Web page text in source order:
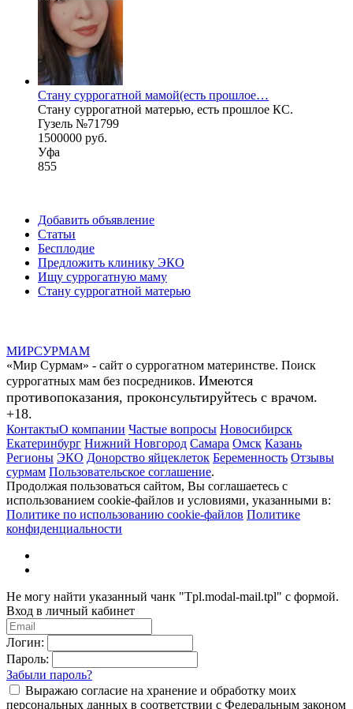
Стану суррогатной мамой(есть прошлое…
Стану суррогатной матерью, есть прошлое КС.
Гузель №71799
1500000 руб.
Уфа
855
Добавить объявление
Статьи
Бесплодие
Предложить клинику ЭКО
Ищу суррогатную маму
Стану суррогатной матерью
МИРСУРМАМ
«Мир Сурмам» - сайт о суррогатном материнстве. Поиск
суррогатных мам без посредников. Имеются
противопоказания, проконсультируйтесь с врачом.
+18.
КонтактыО компании Частые вопросы Новосибирск
Екатеринбург Нижний Новгород Самара Омск Казань
Регионы ЭКО Донорство яйцеклеток Беременность Отзывы
сурмам Пользовательское соглашение.
Продолжая пользоваться сайтом, Вы соглашаетесь с
использованием cookie-файлов и условиями, указанными в:
Политике по использованию cookie-файлов Политике
конфиденциальности
Не могу найти указанный чанк "Tpl.modal-mail.tpl" с формой.
Вход в личный кабинет
Логин:
Пароль:
Забыли пароль?
Выражаю согласие на хранение и обработку моих
персональных данных в соответствии с Федеральным законом